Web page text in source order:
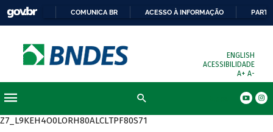
COMUNICA BR ACESSO À INFORMAÇÃO
ENGLISH
ACESSIBILIDADE
A+ A-
Z7_L9KEH4O0LORH80ALCLTPF80S71